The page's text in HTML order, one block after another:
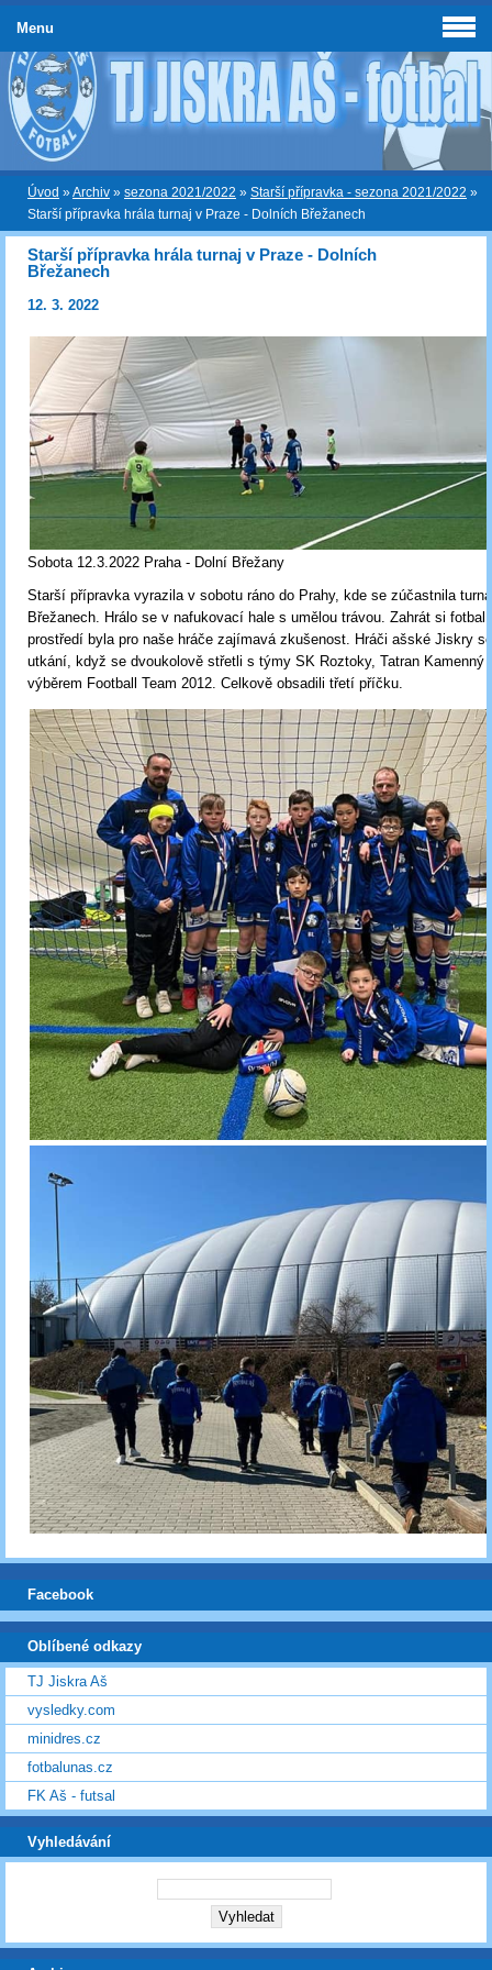
Úvod »Archiv » sezona 2021/2022 » Starší přípravka - sezona 2021/2022 »
Starší přípravka hrála turnaj v Praze - Dolních Břežanech
Starší přípravka hrála turnaj v Praze - Dolních
Břežanech
12. 3. 2022
Sobota 12.3.2022 Praha - Dolní Břežany
Starší přípravka vyrazila v sobotu ráno do Prahy, kde se zúčastnila
Břežanech. Hrálo se v nafukovací hale s umělou trávou. Zahrát si fotbal
prostředí byla pro naše hráče zajímavá zkušenost. Hráči ašské Jiskry
utkání, když se dvoukolově střetli s týmy SK Roztoky, Tatran Kamenný
výběrem Football Team 2012. Celkově obsadili třetí příčku.
Menu
Facebook
Oblíbené odkazy
TJ Jiskra Aš
vysledky.com
minidres.cz
fotbalunas.cz
FK Aš - futsal
Vyhledávání